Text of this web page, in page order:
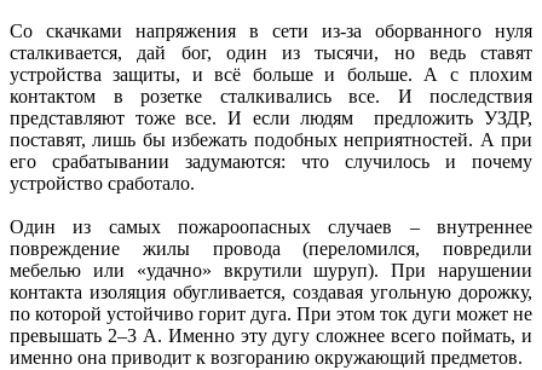
Со скачками напряжения в сети из-за оборванного нуля
сталкивается, дай бог, один из тысячи, но ведь ставят
устройства защиты, и всё больше и больше. А с плохим
контактом в розетке сталкивались все. И последствия
представляют тоже все. И если людям предложить УЗДР,
поставят, лишь бы избежать подобных неприятностей. А при
его срабатывании задумаются: что случилось и почему
устройство сработало.
Один из самых пожароопасных случаев – внутреннее
повреждение жилы провода (переломился, повредили
мебелью или «удачно» вкрутили шуруп). При нарушении
контакта изоляция обугливается, создавая угольную дорожку,
по которой устойчиво горит дуга. При этом ток дуги может не
превышать 2–3 А. Именно эту дугу сложнее всего поймать, и
именно она приводит к возгоранию окружающий предметов.